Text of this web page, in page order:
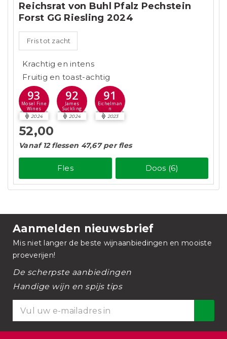
Reichsrat von Buhl Pfalz Pechstein
Forst GG Riesling 2024
Fris tot zacht
Krachtig en intens
Fruitig en toast-achtig
93
Mosel Fine
Wines
2024
92
James
Suckling
2024
91
Eichelman
n
2023
52,00
Vanaf 12 flessen 47,67 per fles
Fles Doos (6)
Aanmelden nieuwsbrief
Mis niet langer de beste wijnaanbiedingen en mooiste
proeverijen!
De scherpste aanbiedingen
Handige wijn en spijs tips